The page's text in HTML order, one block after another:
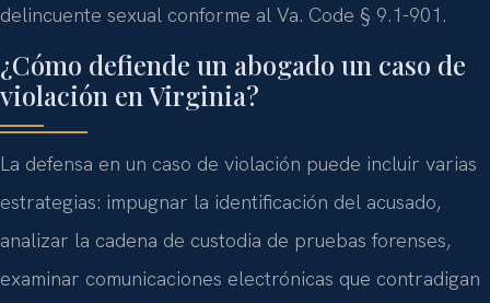
delincuente sexual conforme al Va. Code § 9.1-901.
¿Cómo defiende un abogado un caso de
violación en Virginia?
La defensa en un caso de violación puede incluir varias
estrategias: impugnar la identificación del acusado,
analizar la cadena de custodia de pruebas forenses,
examinar comunicaciones electrónicas que contradigan